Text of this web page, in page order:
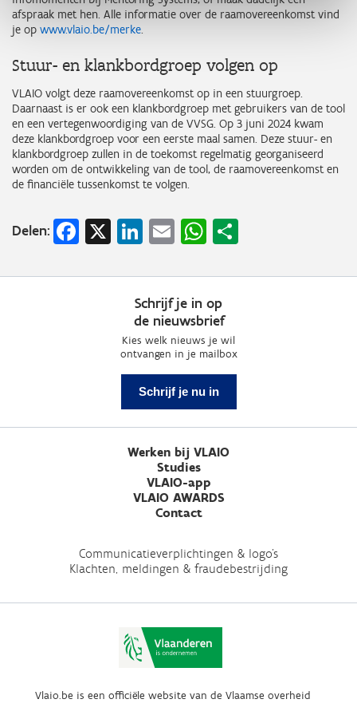
afspraak met hen. Alle informatie over de raamovereenkomst vind
je op www.vlaio.be/merke.
Stuur- en klankbordgroep volgen op
VLAIO volgt deze raamovereenkomst op in een stuurgroep.
Daarnaast is er ook een klankbordgroep met gebruikers van de tool
en een vertegenwoordiging van de VVSG. Op 3 juni 2024 kwam
deze klankbordgroep voor een eerste maal samen. Deze stuur- en
klankbordgroep zullen in de toekomst regelmatig georganiseerd
worden om de ontwikkeling van de tool, de raamovereenkomst en
de financiële tussenkomst te volgen.
Delen: Facebook
X LinkedIn
EmailWhatsApp
Schrijf je in op
de nieuwsbrief
Kies welk nieuws je wil
ontvangen in je mailbox
Schrijf je nu in
Werken bij VLAIO
Studies
VLAIO-app
VLAIO AWARDS
Contact
Communicatieverplichtingen & logo's
Klachten, meldingen & fraudebestrijding
Vlaio.be is een officiële website van de Vlaamse overheid